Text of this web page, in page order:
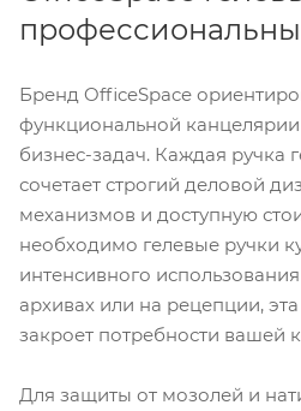
Бренд OfficeSpace
функциональной
бизнес-задач. Каждая ручка
сочетает строгий деловой
механизмов и доступную
необходимо гелевые ручки
интенсивного
архивах или на рецепции,
закроет потребности вашей
Для защиты от мозолей и